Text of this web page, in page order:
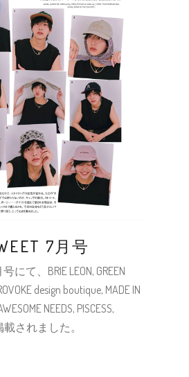
7月号
にて、BRIE LEON, GREEN
design boutique, MADE IN
NEEDS, PISCESS,
載されました。